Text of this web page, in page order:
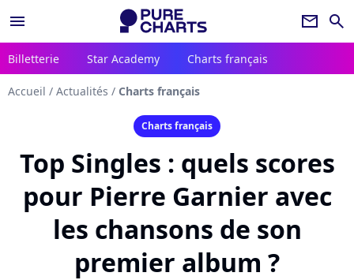
menu newsletter search
Billetterie Star Academy Charts français
Accueil / Actualités / Charts français
Charts français
Top Singles : quels scores
pour Pierre Garnier avec
les chansons de son
premier album ?